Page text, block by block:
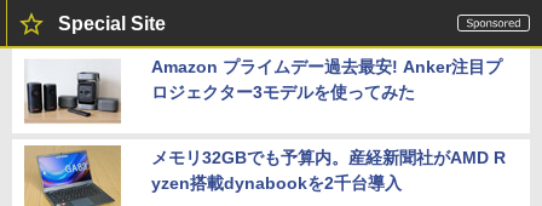
Special Site
Amazon プライムデー過去最安! Anker注目プ
ロジェクター3モデルを使ってみた
メモリ32GBでも予算内。産経新聞社がAMD R
yzen搭載dynabookを2千台導入